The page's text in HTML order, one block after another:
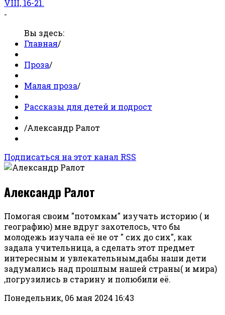
VIII, 16-21.
-
Вы здесь:
Главная/
Проза/
Малая проза/
Рассказы для детей и подрост
/Александр Ралот
Подписаться на этот канал RSS
Александр Ралот
Помогая своим "потомкам" изучать историю ( и
географию) мне вдруг захотелось, что бы
молодежь изучала её не от " сих до сих", как
задала учительница, а сделать этот предмет
интересным и увлекательным,дабы наши дети
задумались над прошлым нашей страны( и мира)
,погрузились в старину и полюбили её.
Понедельник, 06 мая 2024 16:43